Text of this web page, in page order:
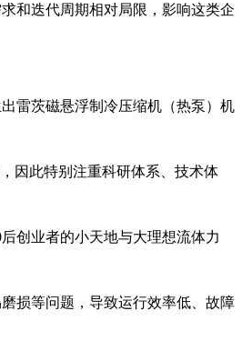
和迭代周期相对局限，影响这类企
雷茨磁悬浮制冷压缩机（热泵）机
因此特别注重科研体系、技术体
创业者的小天地与大理想流体力
损等问题，导致运行效率低、故障